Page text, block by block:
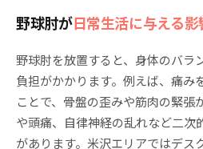
野球肘が日常生活に与える影
野球肘を放置すると、身体のバラ
負担がかかります。例えば、痛み
ことで、骨盤の歪みや筋肉の緊張
や頭痛、自律神経の乱れなど二次
があります。米沢エリアではデス